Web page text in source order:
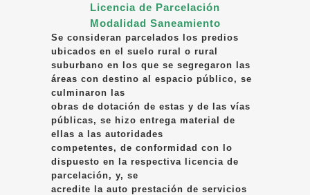
Licencia de Parcelación
Modalidad Saneamiento
Se consideran parcelados los predios
ubicados en el suelo rural o rural
suburbano en los que se segregaron las
áreas con destino al espacio público, se
culminaron las
obras de dotación de estas y de las vías
públicas, se hizo entrega material de
ellas a las autoridades
competentes, de conformidad con lo
dispuesto en la respectiva licencia de
parcelación, y, se
acredite la auto prestación de servicios